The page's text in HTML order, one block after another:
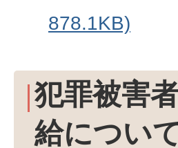
878.1KB)
犯罪被害
給につい